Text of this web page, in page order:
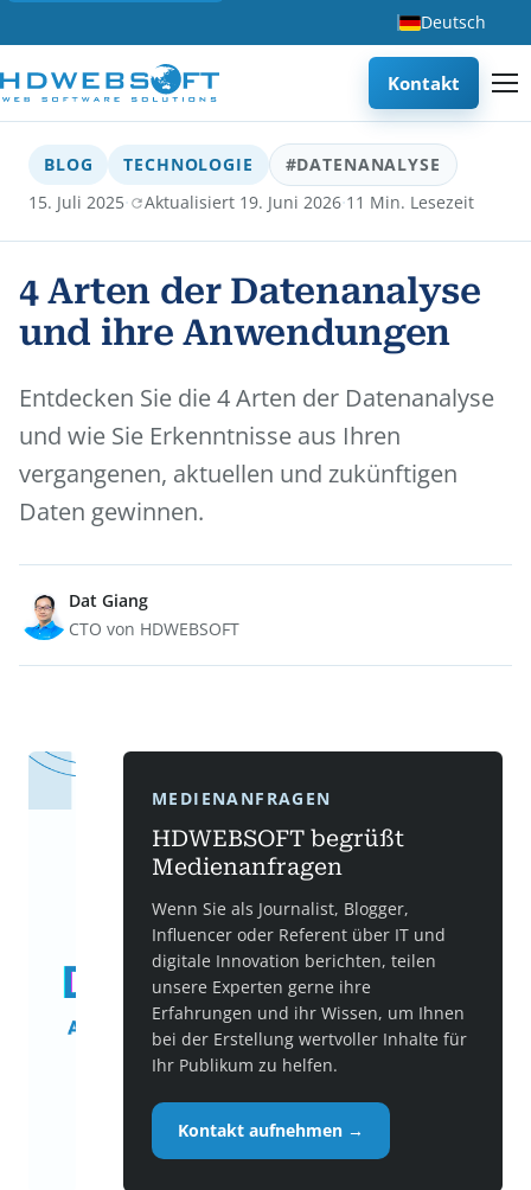
Deutsch
Kontakt
BLOG TECHNOLOGIE
#DATENANALYSE
15. Juli 2025· Aktualisiert 19. Juni 2026·11 Min. Lesezeit
4 Arten der Datenanalyse
und ihre Anwendungen
Entdecken Sie die 4 Arten der Datenanalyse
und wie Sie Erkenntnisse aus Ihren
vergangenen, aktuellen und zukünftigen
Daten gewinnen.
Dat Giang
CTO von HDWEBSOFT
MEDIENANFRAGEN
HDWEBSOFT begrüßt
Medienanfragen
Wenn Sie als Journalist, Blogger,
Influencer oder Referent über IT und
digitale Innovation berichten, teilen
unsere Experten gerne ihre
Erfahrungen und ihr Wissen, um Ihnen
bei der Erstellung wertvoller Inhalte für
Ihr Publikum zu helfen.
Kontakt aufnehmen →